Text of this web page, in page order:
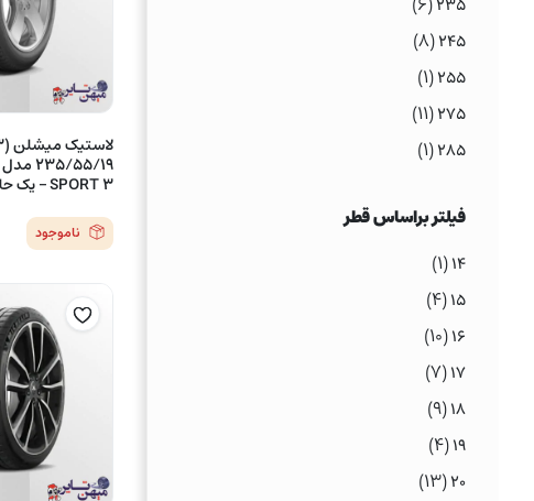
SPORT 3 – یک حلقه
ناموجود
۲۳۵
۲۴۵(۸)
۲۵۵(۱)
۲۷۵(۱۱)
۲۸۵(۱)
فیلتر براساس قطر
۱۴(۱)
۱۵(۴)
۱۶(۱۰)
۱۷(۷)
۱۸(۹)
۱۹(۴)
۲۰(۱۳)